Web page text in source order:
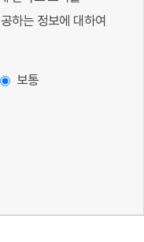
하는 정보에 대하여
보통